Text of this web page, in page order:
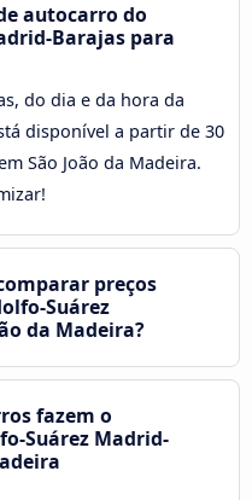
autocarro do
Barajas para
do dia e da hora da
disponível a partir de 30
São João da Madeira.
preços
Suárez
da Madeira?
fazem o
Suárez Madrid-